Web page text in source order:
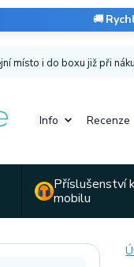
🚚
místo i do boxu již při
Info Recenze
Příslušenství
mobilu